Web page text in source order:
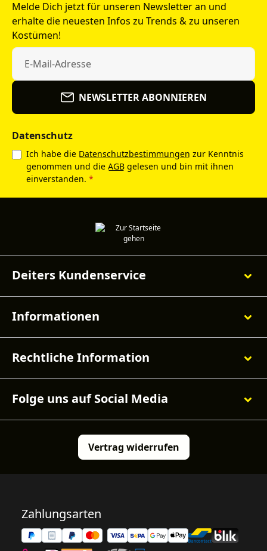
Melde Dich jetzt für unseren Newsletter an und
erhalte die neuesten Infos zu Trends & zu unseren
Kostümen!
NEWSLETTER ABONNIEREN
Datenschutz
Ich habe die Datenschutzbestimmungen zur Kenntnis
genommen und die AGB gelesen und bin mit ihnen
einverstanden. *
Deiters Kundenservice
Informationen
Rechtliche Information
Folge uns auf Social Media
Vertrag widerrufen
Zahlungsarten